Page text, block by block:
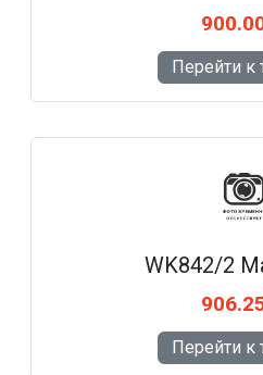
Перейти к
WK842/2
Перейти к